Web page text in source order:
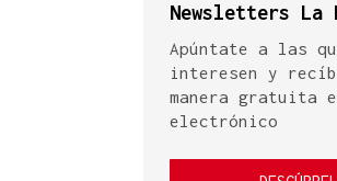
Newsletters La
Apúntate a las
interesen y
manera gratuita
electrónico